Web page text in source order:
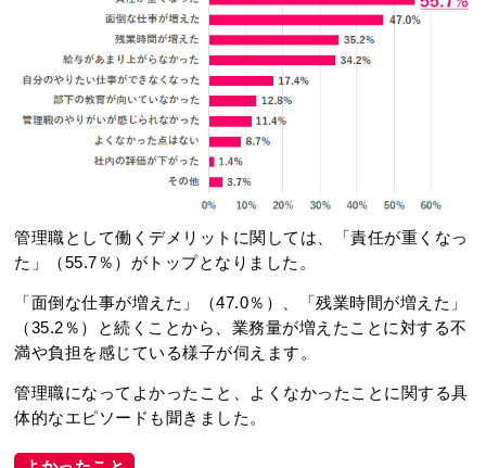
管理職として働くデメリットに関しては、「責任が重くなっ
た」（55.7％）がトップとなりました。
「面倒な仕事が増えた」（47.0％）、「残業時間が増えた」
（35.2％）と続くことから、業務量が増えたことに対する不
満や負担を感じている様子が伺えます。
管理職になってよかったこと、よくなかったことに関する具
体的なエピソードも聞きました。